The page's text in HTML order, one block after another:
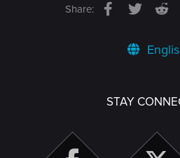
Share: Facebook
Twitter
STAY